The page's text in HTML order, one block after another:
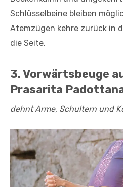
Schlüsselbeine bleiben
Atemzügen kehre zurück in
die Seite.
3. Vorwärtsbeuge
Prasarita
dehnt Arme, Schultern und